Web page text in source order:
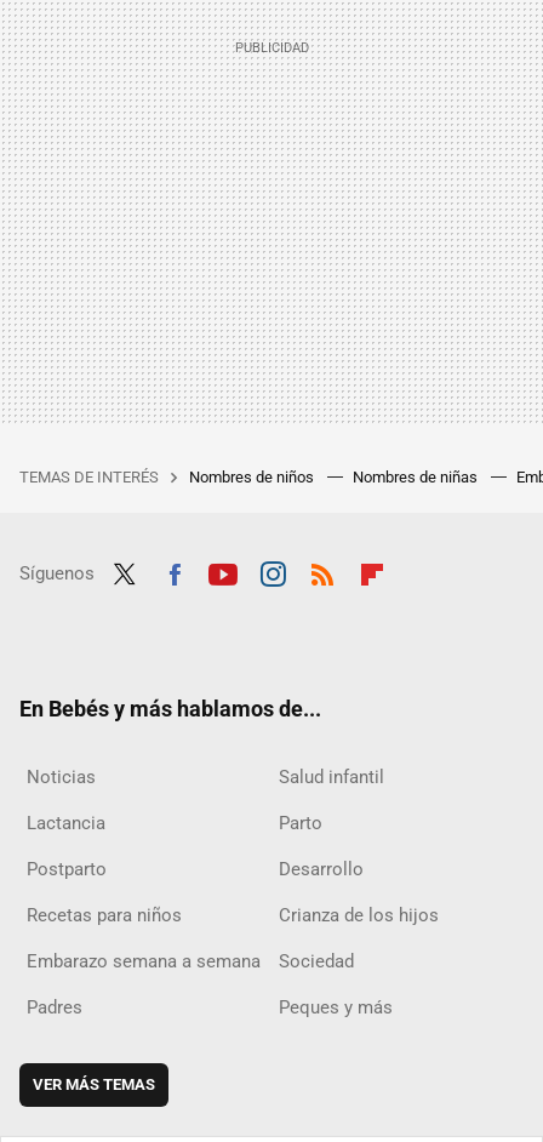
TEMAS DE INTERÉS Nombres de niños Nombres de niñas
Síguenos
En Bebés y más hablamos de...
Noticias Salud infantil
Lactancia Parto
Postparto Desarrollo
Recetas para niños Crianza de los hijos
Embarazo semana a semana Sociedad
Padres Peques y más
VER MÁS TEMAS